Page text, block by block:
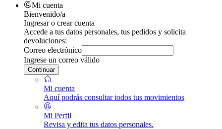
Mi cuenta
Bienvenido/a
Ingresar o crear cuenta
Accede a tus datos personales, tus pedidos y solicita
devoluciones:
Correo electrónico
Ingrese un correo válido
Continuar
Mi cuenta
Aquí podrás consultar todos tus movimientos
Mi Perfil
Revisa y edita tus datos personales.